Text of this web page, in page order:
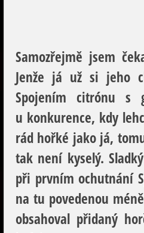
Samozřejmě jsem
Jenže já už si jeho
Spojením citrónu s
u konkurence, kdy
rád hořké jako já,
tak není kyselý.
při prvním ochutnání
na tu povedenou
obsahoval přidaný